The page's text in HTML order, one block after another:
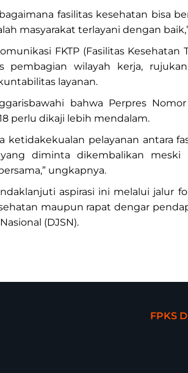
fasilitas kesehatan bisa
masyarakat terlayani dengan
FKTP (Fasilitas Kesehatan
wilayah kerja,
layanan.
bahwa Perpres
perlu dikaji lebih mendalam.
ketidakekualan pelayanan antara
diminta dikembalikan meski
ungkapnya.
aspirasi ini melalui jalur
maupun rapat dengar
(DJSN).
FPKS